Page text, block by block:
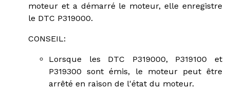
moteur et a démarré le moteur, elle enregistre
le DTC P319000.
CONSEIL:
Lorsque les DTC P319000, P319100 et
P319300 sont émis, le moteur peut être
arrêté en raison de l'état du moteur.